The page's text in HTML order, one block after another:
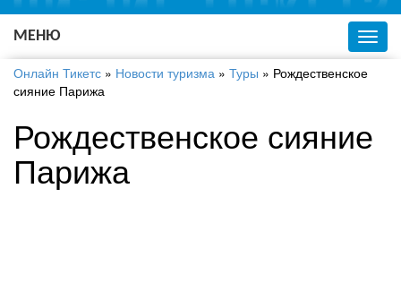
Украинский
МЕНЮ
Онлайн Тикетс » Новости туризма » Туры » Рождественское
сияние Парижа
Рождественское сияние
Парижа